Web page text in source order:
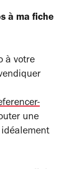
à ma fiche
à votre
une